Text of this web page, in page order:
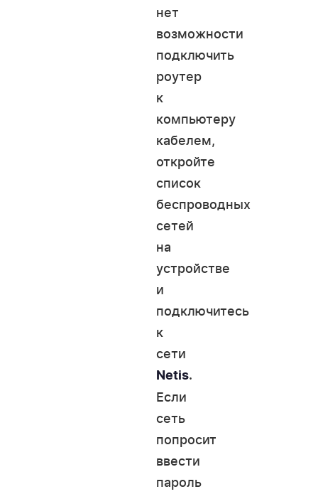
нет
возможности
подключить
роутер
к
компьютеру
кабелем,
откройте
список
беспроводных
сетей
на
устройстве
и
подключитесь
к
сети
Netis.
Если
сеть
попросит
ввести
пароль